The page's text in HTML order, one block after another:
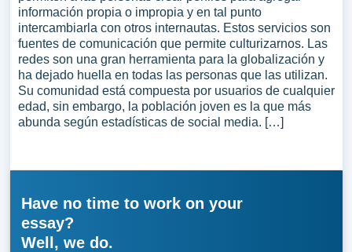
información propia o impropia y en tal punto
intercambiarla con otros internautas. Estos servicios son
fuentes de comunicación que permite culturizarnos. Las
redes son una gran herramienta para la globalización y
ha dejado huella en todas las personas que las utilizan.
Su comunidad está compuesta por usuarios de cualquier
edad, sin embargo, la población joven es la que más
abunda según estadísticas de social media. […]
Have no time to work on your
essay?
Well, we do.